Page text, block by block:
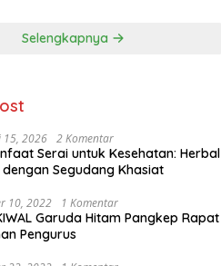
Selengkapnya
15, 2026 2 Komentar
Serai untuk Kesehatan: Herbal
dengan Segudang Khasiat
10, 2022 1 Komentar
Garuda Hitam Pangkep Rapat
Pengurus